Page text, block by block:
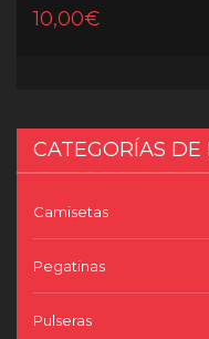
10,00€
CATEGORÍAS
Camisetas
Pegatinas
Pulseras